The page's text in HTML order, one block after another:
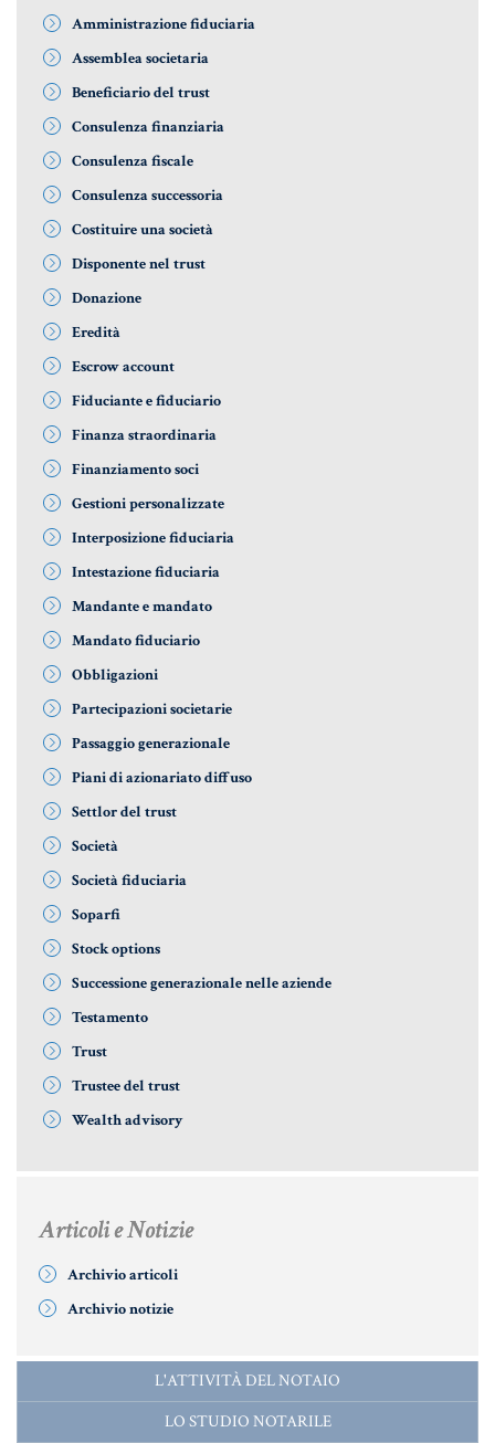
Fiscalità Speciale
CERTIFICAZIONE ENERGETICA
DETRAZIONI 36-41-50 %
INDICI E TASSI
TASSAZIONE ATTI IMMOBILIARI
Informative Generali
ANTIRICICLAGGIO
AUTOCERTIFICAZIONE
STRANIERI IN ITALIA
VERIFICA FIRMA DIGITALE
VADEMECUM
Amministrazione fiduciaria
Assemblea societaria
Beneficiario del trust
Consulenza finanziaria
Consulenza fiscale
Consulenza successoria
Costituire una società
Disponente nel trust
Donazione
Eredità
Escrow account
Fiduciante e fiduciario
Finanza straordinaria
Finanziamento soci
Gestioni personalizzate
Interposizione fiduciaria
Intestazione fiduciaria
Mandante e mandato
Mandato fiduciario
Obbligazioni
Partecipazioni societarie
Passaggio generazionale
Piani di azionariato diffuso
Settlor del trust
Società
Società fiduciaria
Soparfi
Stock options
Successione generazionale nelle aziende
Testamento
Trust
Trustee del trust
Wealth advisory
Articoli e Notizie
Archivio articoli
Archivio notizie
L'ATTIVITÀ DEL NOTAIO
LO STUDIO NOTARILE